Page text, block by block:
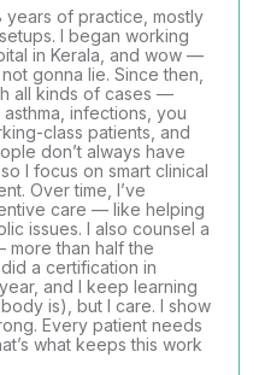
years of practice, mostly
I began working
in Kerala, and wow —
gonna lie. Since then,
all kinds of cases —
infections, you
class patients, and
don’t always have
I focus on smart clinical
Over time, I’ve
care — like helping
issues. I also counsel a
than half the
a certification in
and I keep learning
is), but I care. I show
Every patient needs
what keeps this work